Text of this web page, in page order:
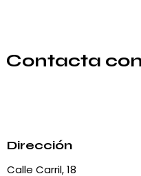
Contacta
Dirección
Calle Carril, 18